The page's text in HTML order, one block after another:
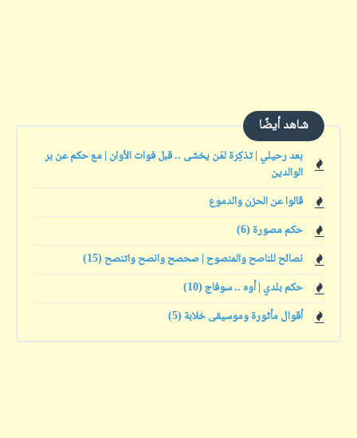
شاهد أيضًا
بعد رحيلي | تذكِرة لمَن يخشى .. قبل فوات الأوان | مع حكم عن بر
الوالدين
قالوا عن الحزن والدموع
حكم مصورة (6)
نصائح للناصح والمنصوح | صحصح وانصح واتنصح (15)
حكم بلدي | أوه .. سوفاج (10)
أقوال مأثورة وموسيقى خلابة (5)